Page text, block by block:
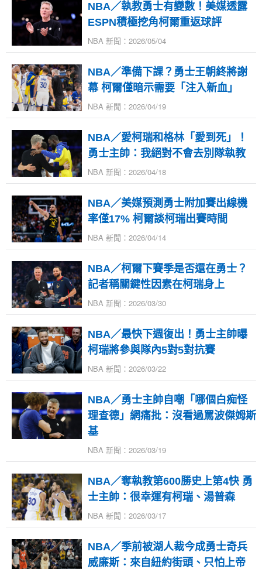
NBA／執教勇士有變數！美媒透露
ESPN積極挖角柯爾重返球評
NBA 新聞：2026/05/04
NBA／準備下課？勇士王朝終將謝
幕 柯爾僅暗示需要「注入新血」
NBA 新聞：2026/04/19
NBA／愛柯瑞和格林「愛到死」！
勇士主帥：我絕對不會去別隊執教
NBA 新聞：2026/04/18
NBA／美媒預測勇士附加賽出線機
率僅17% 柯爾談柯瑞出賽時間
NBA 新聞：2026/04/14
NBA／柯爾下賽季是否還在勇士？
記者稱關鍵性因素在柯瑞身上
NBA 新聞：2026/03/30
NBA／最快下週復出！勇士主帥曝
柯瑞將參與隊內5對5對抗賽
NBA 新聞：2026/03/22
NBA／勇士主帥自嘲「哪個白痴怪
理查德」網痛批：沒看過罵波傑姆斯
基
NBA 新聞：2026/03/19
NBA／奪執教第600勝史上第4快 勇
士主帥：很幸運有柯瑞、湯普森
NBA 新聞：2026/03/17
NBA／季前被湖人裁今成勇士奇兵
威廉斯：來自紐約街頭、只怕上帝